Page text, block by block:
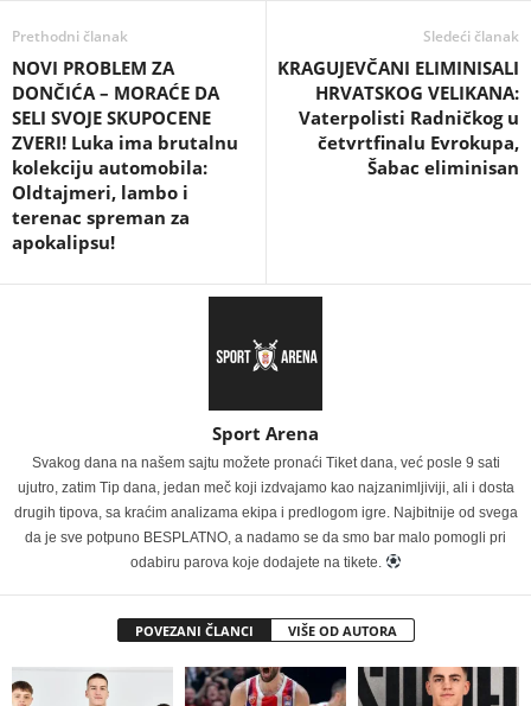
Prethodni članak
NOVI PROBLEM ZA
DONČIĆA – MORAĆE DA
SELI SVOJE SKUPOCENE
ZVERI! Luka ima brutalnu
kolekciju automobila:
Oldtajmeri, lambo i
terenac spreman za
apokalipsu!
Sledeći članak
KRAGUJEVČANI ELIMINISALI
HRVATSKOG VELIKANA:
Vaterpolisti Radničkog u
četvrtfinalu Evrokupa,
Šabac eliminisan
Sport Arena
Svakog dana na našem sajtu možete pronaći Tiket dana, već posle 9 sati
ujutro, zatim Tip dana, jedan meč koji izdvajamo kao najzanimljiviji, ali i dosta
drugih tipova, sa kraćim analizama ekipa i predlogom igre. Najbitnije od svega
da je sve potpuno BESPLATNO, a nadamo se da smo bar malo pomogli pri
odabiru parova koje dodajete na tikete.
POVEZANI ČLANCI VIŠE OD AUTORA